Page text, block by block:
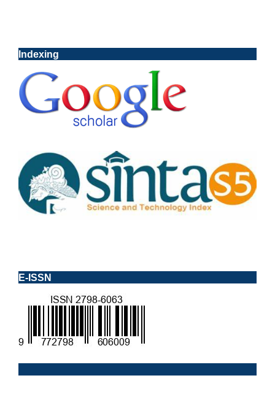
Indexing
E-ISSN